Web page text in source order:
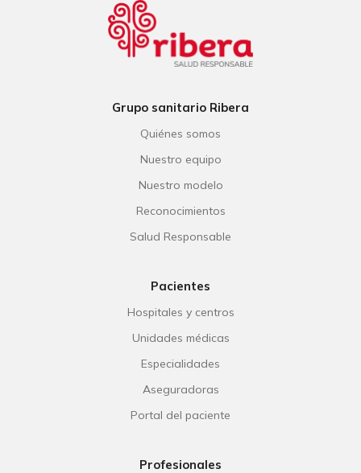
Grupo sanitario Ribera
Quiénes somos
Nuestro equipo
Nuestro modelo
Reconocimientos
Salud Responsable
Pacientes
Hospitales y centros
Unidades médicas
Especialidades
Aseguradoras
Portal del paciente
Profesionales